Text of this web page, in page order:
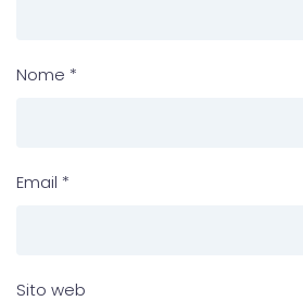
Nome *
Email *
Sito web